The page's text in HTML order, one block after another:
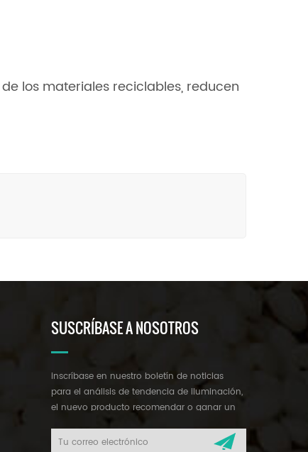
los materiales reciclables, reducen
SUSCRÍBASE A NOSOTROS
inscríbase en nuestro boletín de noticias
para el análisis de tendencia de iluminación,
el nuevo producto recomendar o ganar un